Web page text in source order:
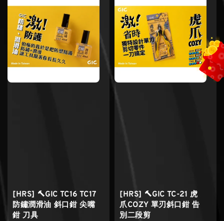
[HRS] 🔨GIC TC16 TC17
防鏽潤滑油 斜口鉗 尖嘴
鉗 刀具
[HRS] 🔨GIC TC-21 虎
爪COZY 單刃斜口鉗 告
別二段剪